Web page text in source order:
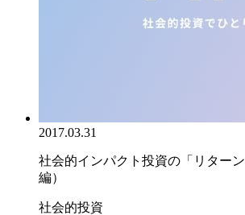
2017.03.31
社会的インパクト投資の「リター
編）
社会的投資